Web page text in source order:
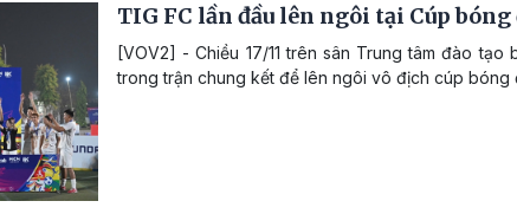
TIG FC lần đầu lên ngôi tại Cúp
[VOV2] - Chiều 17/11 trên sân Trung tâm đào
trong trận chung kết để lên ngôi vô địch cúp bóng